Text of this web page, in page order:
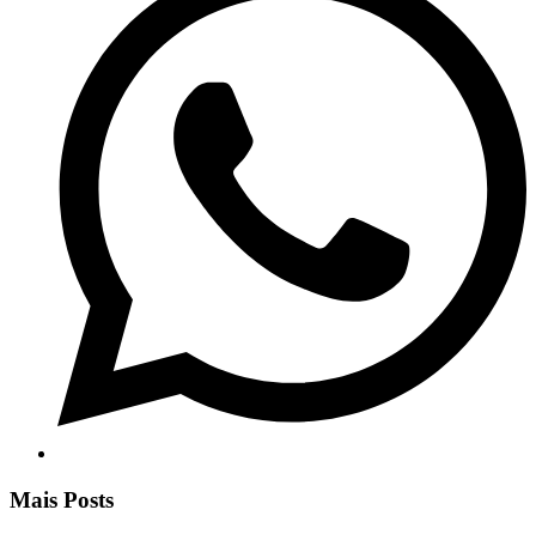
Mais Posts